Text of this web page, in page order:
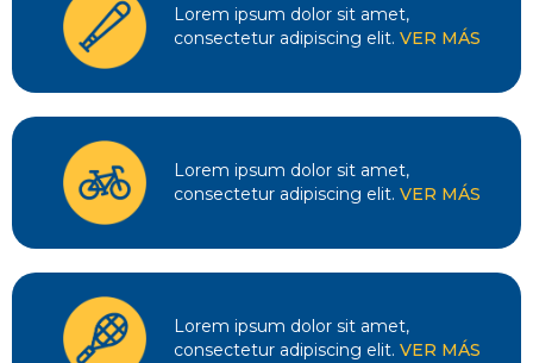
Lorem ipsum dolor sit amet,
consectetur adipiscing elit.VER MÁS
Lorem ipsum dolor sit amet,
consectetur adipiscing elit.VER MÁS
Lorem ipsum dolor sit amet,
consectetur adipiscing elit.VER MÁS